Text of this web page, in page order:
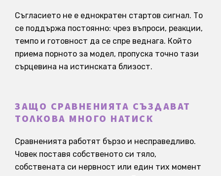
Съгласието не е еднократен стартов сигнал. То
се поддържа постоянно: чрез въпроси, реакции,
темпо и готовност да се спре веднага. Който
приема порното за модел, пропуска точно тази
сърцевина на истинската близост.
ЗАЩО СРАВНЕНИЯТА СЪЗДАВАТ
ТОЛКОВА МНОГО НАТИСК
Сравненията работят бързо и несправедливо.
Човек поставя собственото си тяло,
собствената си нервност или един тих момент